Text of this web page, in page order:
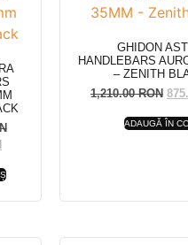
GHIDON
HANDLEBARS
– ZENITH
1,210.00RON
ADAUGĂ ÎN